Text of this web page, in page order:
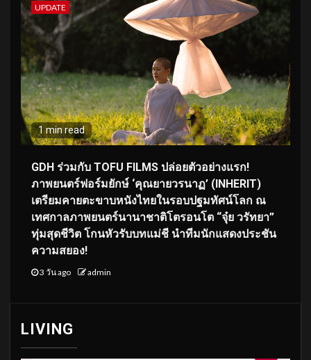
UPDATE
1 min read
GDH ร่วมกับ TOFU FILMS ปล่อยตัวอย่างแรก!
ภาพยนตร์ฟอร์มยักษ์ ‘คุณยายวรนาฏ’ (INHERIT)
เตรียมคายตะขาบหนังไทยในรอบปฐมทัศน์โลก ณ
เทศกาลภาพยนตร์นานาชาติโตรอนโต “จุ๋ย วรัทยา”
ทุ่มสุดชีวิต โกนหัวรับบทแม่ชี นำทีมนักแสดงประชัน
ความสยอง!
3 วัน ago admin
LIVING